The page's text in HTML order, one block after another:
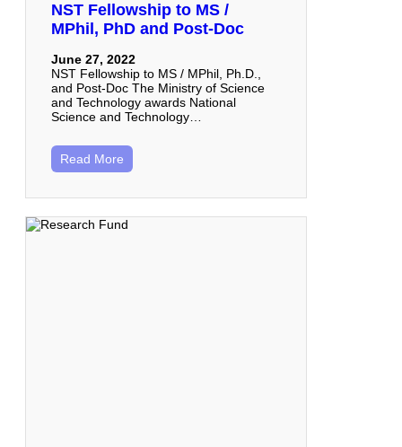
NST Fellowship to MS /
MPhil, PhD and Post-Doc
June 27, 2022
NST Fellowship to MS / MPhil, Ph.D.,
and Post-Doc The Ministry of Science
and Technology awards National
Science and Technology…
Read More